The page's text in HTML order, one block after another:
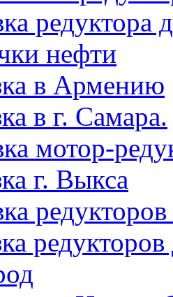
редуктора
нефти
в Армению
в г. Самара.
мотор-
г. Выкса